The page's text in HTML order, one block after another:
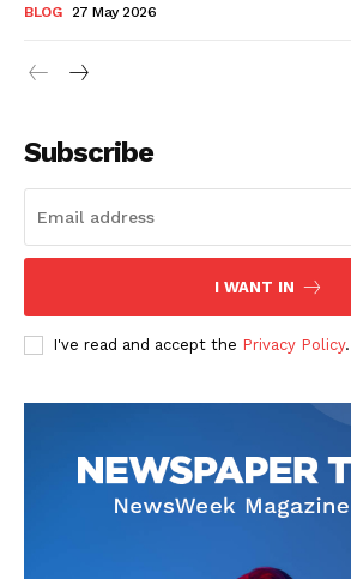
BLOG 27 May 2026
Subscribe
I WANT IN
I've read and accept the Privacy Policy.